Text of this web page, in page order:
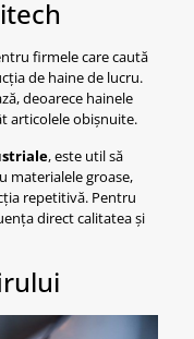
firmele care caută
de haine de lucru.
deoarece hainele
articolele obișnuite.
, este util să
materialele groase,
repetitivă. Pentru
direct calitatea și